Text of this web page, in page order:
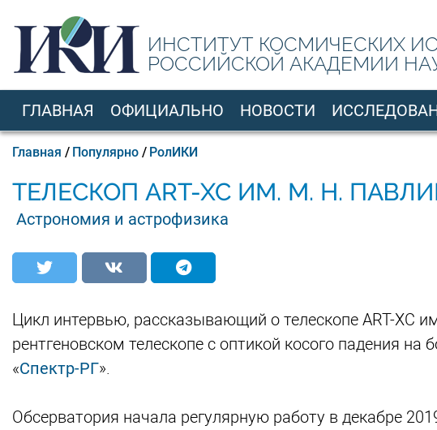
основному
содержанию
ИНСТИТУТ КОСМИЧЕСКИХ
РОССИЙСКОЙ АКАДЕМИИ
ГЛАВНАЯ ОФИЦИАЛЬНО НОВОСТИ
Строка
навигации
Главная Популярно РолИКИ
ТЕЛЕСКОП ART-XC ИМ. М. Н.
Астрономия и астрофизика
Цикл интервью, рассказывающий о телескопе ART-XC
рентгеновском телескопе с оптикой косого падения на
«Спектр-РГ».
Обсерватория начала регулярную работу в декабре